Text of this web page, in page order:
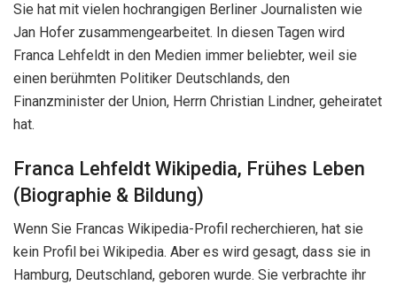
Sie hat mit vielen hochrangigen Berliner Journalisten wie
Jan Hofer zusammengearbeitet. In diesen Tagen wird
Franca Lehfeldt in den Medien immer beliebter, weil sie
einen berühmten Politiker Deutschlands, den
Finanzminister der Union, Herrn Christian Lindner, geheiratet
hat.
Franca Lehfeldt Wikipedia, Frühes Leben
(Biographie & Bildung)
Wenn Sie Francas Wikipedia-Profil recherchieren, hat sie
kein Profil bei Wikipedia. Aber es wird gesagt, dass sie in
Hamburg, Deutschland, geboren wurde. Sie verbrachte ihr